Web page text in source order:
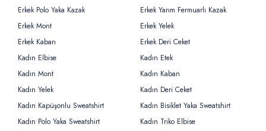
Erkek Polo Yaka Kazak
Erkek Yarım Fermuarlı Kazak
Erkek Mont
Erkek Yelek
Erkek Kaban
Erkek Deri Ceket
Kadın Elbise
Kadın Etek
Kadın Mont
Kadın Kaban
Kadın Yelek
Kadın Deri Ceket
Kadın Kapüşonlu Sweatshirt
Kadın Bisiklet Yaka Sweatshirt
Kadın Polo Yaka Sweatshirt
Kadın Triko Elbise